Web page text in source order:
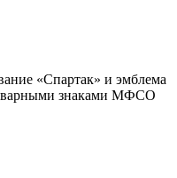
«Спартак» и эмблема
знаками МФСО